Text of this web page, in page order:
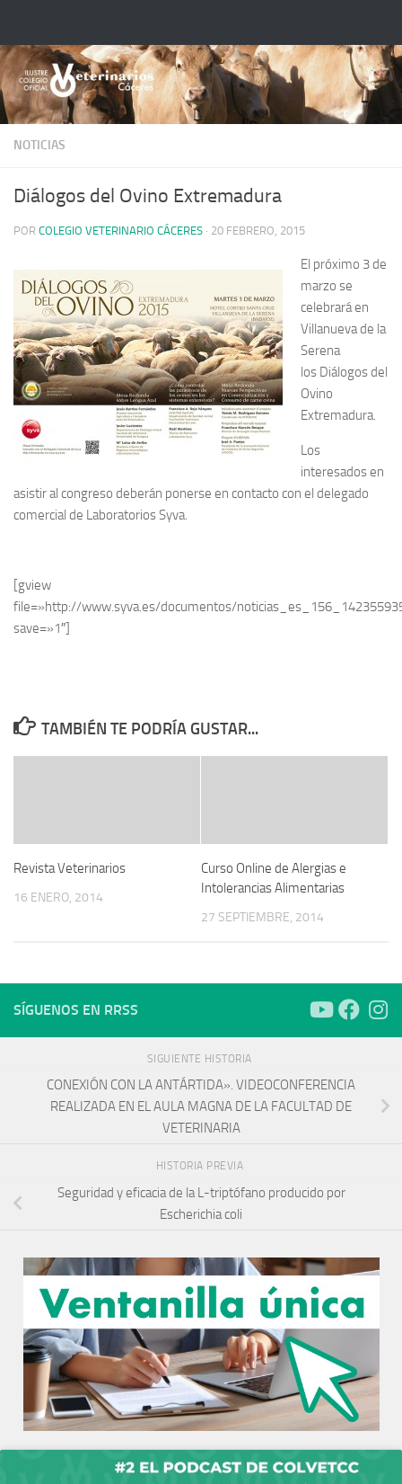
NOTICIAS
Diálogos del Ovino Extremadura
POR COLEGIO VETERINARIO CÁCERES · 20 FEBRERO, 2015
El próximo 3 de
marzo se
celebrará en
Villanueva de la
Serena
los Diálogos del
Ovino
Extremadura.
Los
interesados en
asistir al congreso deberán ponerse en contacto con el delegado
comercial de Laboratorios Syva.
[gview
file=»http://www.syva.es/documentos/
save=»1″]
TAMBIÉN TE PODRÍA GUSTAR...
Revista Veterinarios
16 ENERO, 2014
Curso Online de Alergias e
Intolerancias Alimentarias
27 SEPTIEMBRE, 2014
SÍGUENOS EN RRSS
SIGUIENTE HISTORIA
CONEXIÓN CON LA ANTÁRTIDA». VIDEOCONFERENCIA
REALIZADA EN EL AULA MAGNA DE LA FACULTAD DE
VETERINARIA
HISTORIA PREVIA
Seguridad y eficacia de la L-triptófano producido por
Escherichia coli